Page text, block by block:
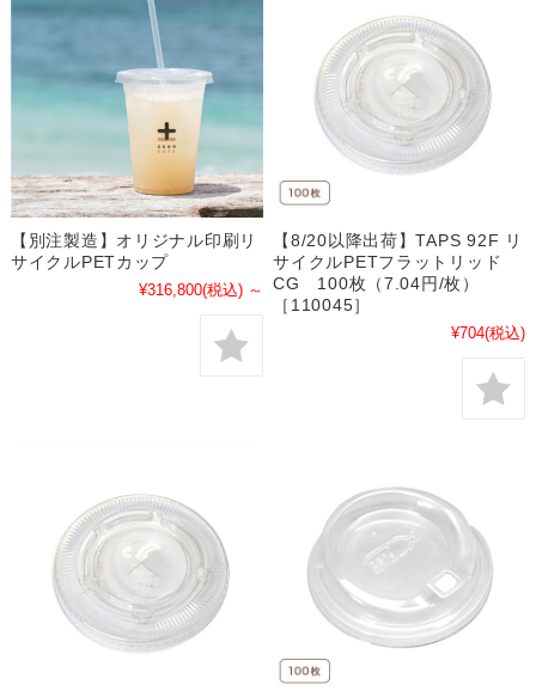
【別注製造】オリジナル印刷リ
サイクルPETカップ
¥316,800(税込) ～
【8/20以降出荷】TAPS 92F リ
サイクルPETフラットリッド
CG 100枚（7.04円/枚）
［110045］
¥704(税込)